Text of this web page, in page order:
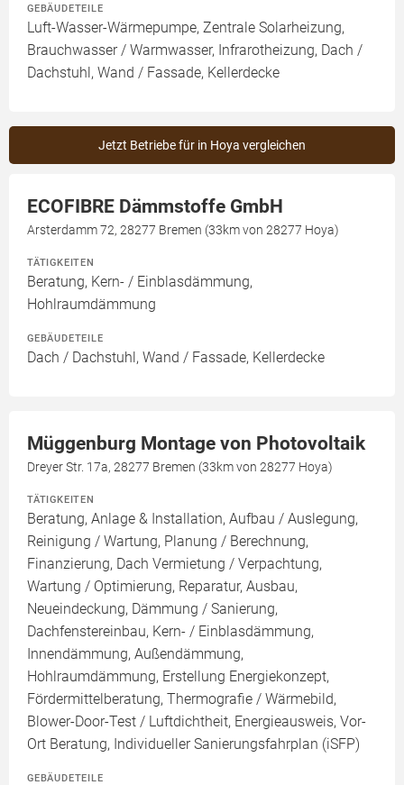
GEBÄUDETEILE
Luft-Wasser-Wärmepumpe, Zentrale Solarheizung,
Brauchwasser / Warmwasser, Infrarotheizung, Dach /
Dachstuhl, Wand / Fassade, Kellerdecke
Jetzt Betriebe für in Hoya vergleichen
ECOFIBRE Dämmstoffe GmbH
Arsterdamm 72, 28277 Bremen (33km von 28277 Hoya)
TÄTIGKEITEN
Beratung, Kern- / Einblasdämmung,
Hohlraumdämmung
GEBÄUDETEILE
Dach / Dachstuhl, Wand / Fassade, Kellerdecke
Müggenburg Montage von Photovoltaik
Dreyer Str. 17a, 28277 Bremen (33km von 28277 Hoya)
TÄTIGKEITEN
Beratung, Anlage & Installation, Aufbau / Auslegung,
Reinigung / Wartung, Planung / Berechnung,
Finanzierung, Dach Vermietung / Verpachtung,
Wartung / Optimierung, Reparatur, Ausbau,
Neueindeckung, Dämmung / Sanierung,
Dachfenstereinbau, Kern- / Einblasdämmung,
Innendämmung, Außendämmung,
Hohlraumdämmung, Erstellung Energiekonzept,
Fördermittelberatung, Thermografie / Wärmebild,
Blower-Door-Test / Luftdichtheit, Energieausweis, Vor-
Ort Beratung, Individueller Sanierungsfahrplan (iSFP)
GEBÄUDETEILE